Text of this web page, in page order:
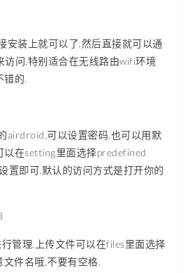
安装上就可以了,然后直接就可以通
问,特别适合在无线路由wifi环境
的.
airdroid,可以设置密码,也可以用默
以在setting里面选择predefined
置即可.默认的访问方式是打开你的
管理.上传文件可以在files里面选择
件名哦,不要有空格.